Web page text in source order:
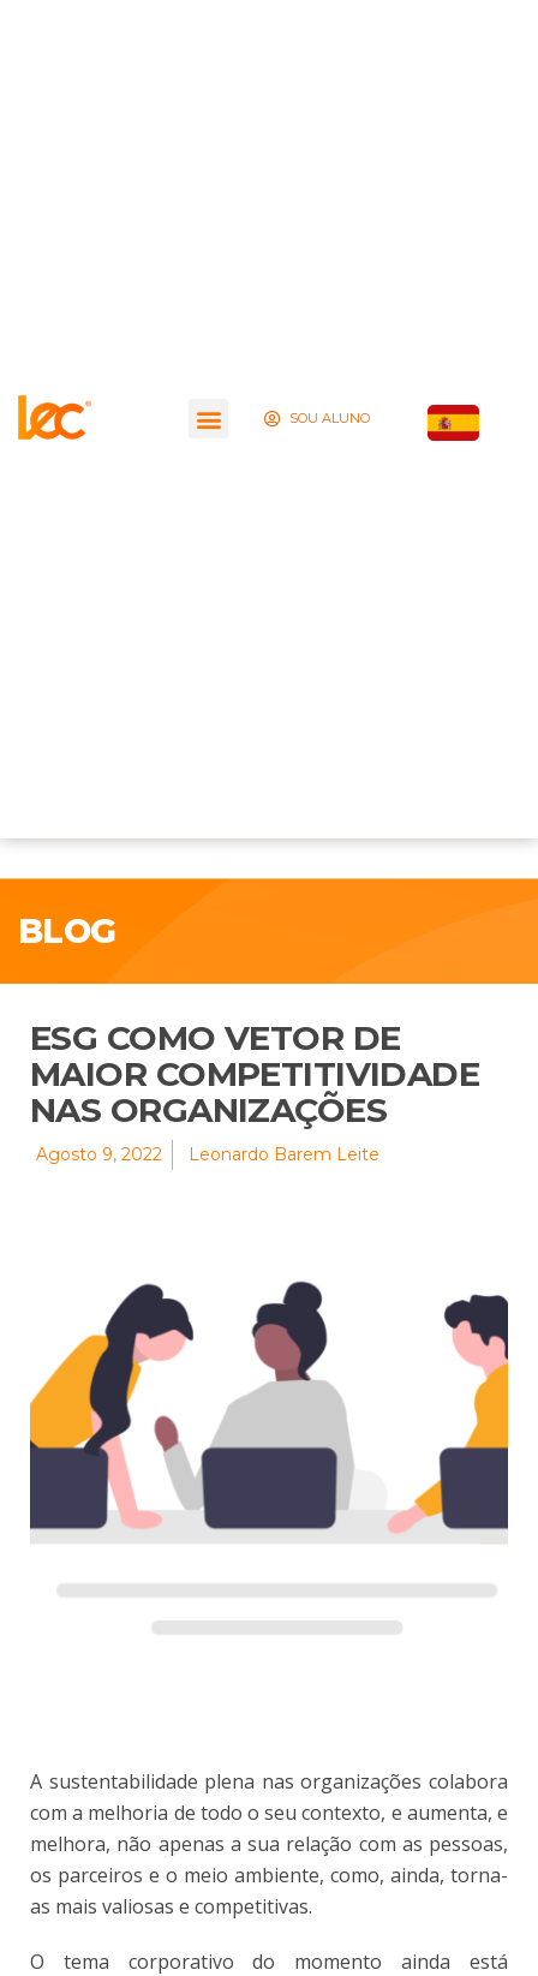
SOU ALUNO
BLOG
ESG COMO VETOR DE
MAIOR COMPETITIVIDADE
NAS ORGANIZAÇÕES
Agosto 9, 2022 Leonardo Barem Leite
A sustentabilidade plena nas organizações colabora
com a melhoria de todo o seu contexto, e aumenta, e
melhora, não apenas a sua relação com as pessoas,
os parceiros e o meio ambiente, como, ainda, torna-
as mais valiosas e competitivas.
O tema corporativo do momento ainda está